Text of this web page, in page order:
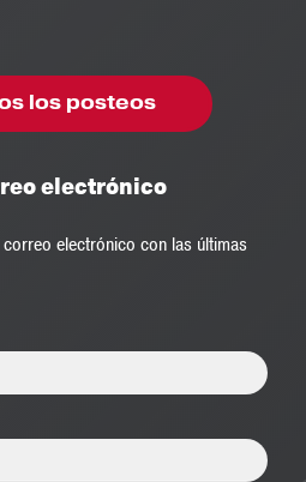
los posteos
electrónico
electrónico con las últimas